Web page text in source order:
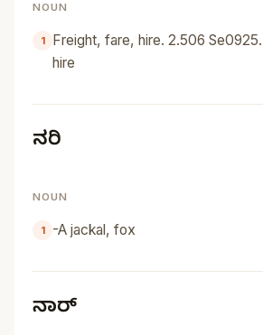
NOUN
Freight, fare, hire. 2.506
hire
ನರಿ
NOUN
-A jackal, fox
ನಾರ್‌